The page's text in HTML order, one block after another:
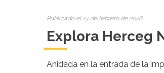
Grecia
Ibiza
Islandia
Irlanda
Publicado el 27 de febrero de 2026
Explora Herceg
Anidada en la entrada de la